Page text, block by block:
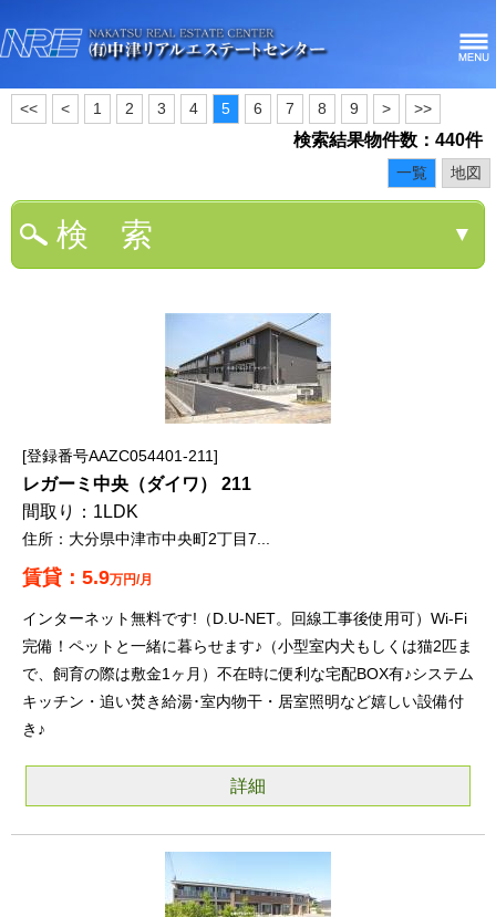
<< < 1 2 3 4 5 6 7 8 9 > >>
検索結果物件数：440件
地図
一覧
検 索 ▼
登録番号AAZC054401-211
レガーミ中央（ダイワ） 211
1LDK
大分県中津市中央町2丁目7...
5.9万円/月
インターネット無料です!（D.U-NET。回線工事後使用可）Wi-Fi
完備！ペットと一緒に暮らせます♪（小型室内犬もしくは猫2匹ま
で、飼育の際は敷金1ヶ月）不在時に便利な宅配BOX有♪システム
キッチン・追い焚き給湯･室内物干・居室照明など嬉しい設備付
き♪
詳細